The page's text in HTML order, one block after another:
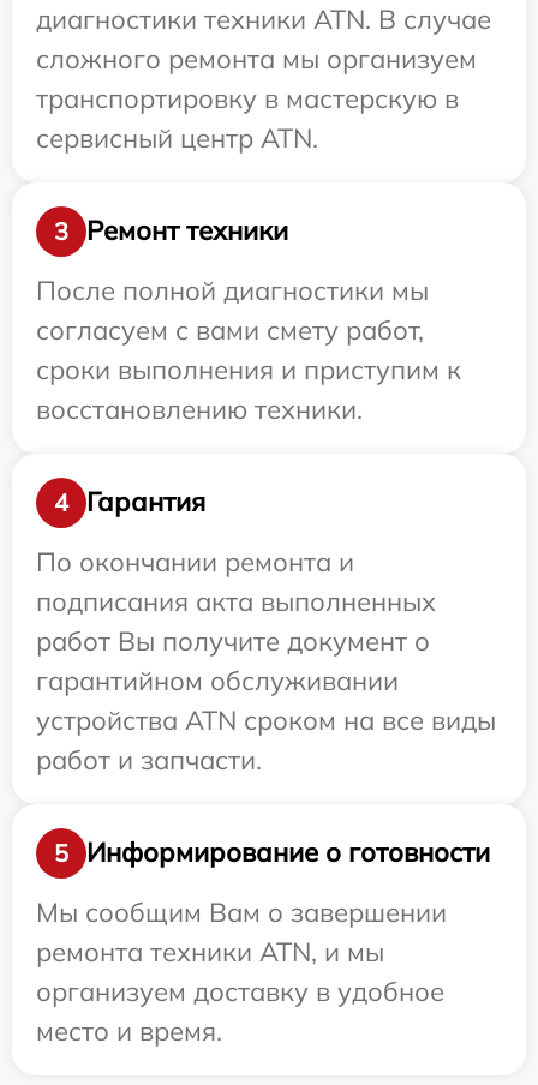
диагностики техники ATN. В случае
сложного ремонта мы организуем
транспортировку в мастерскую в
сервисный центр ATN.
3
Ремонт техники
После полной диагностики мы
согласуем с вами смету работ,
сроки выполнения и приступим к
восстановлению техники.
4
Гарантия
По окончании ремонта и
подписания акта выполненных
работ Вы получите документ о
гарантийном обслуживании
устройства ATN сроком на все виды
работ и запчасти.
5
Информирование о готовности
Мы сообщим Вам о завершении
ремонта техники ATN, и мы
организуем доставку в удобное
место и время.